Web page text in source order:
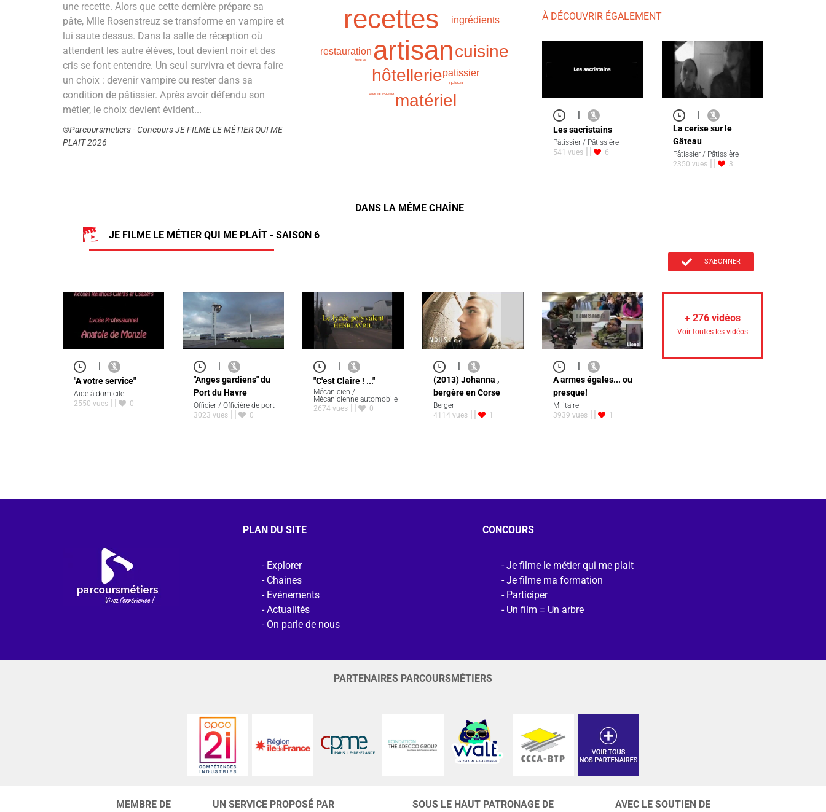
une recette. Alors que cette dernière prépare sa
pâte, Mlle Rosenstreuz se transforme en vampire et
lui saute dessus. Dans la salle de réception où
attendent les autre élèves, tout devient noir et des
cris se font entendre. Un seul survivra et devra faire
un choix : devenir vampire ou rester dans sa
condition de pâtissier. Après avoir défendu son
métier, le choix devient évident...
©Parcoursmetiers - Concours JE FILME LE MÉTIER QUI ME
PLAIT 2026
artisan
recettes
hôtellerie
matériel
cuisine
restauration
patissier
ingrédients
tenue
gateau
viennoiserie
À DÉCOUVRIR ÉGALEMENT
Les sacristains
Pâtissier / Pâtissière
541 vues
6
La cerise sur le
Gâteau
Pâtissier / Pâtissière
2350 vues
3
DANS LA MÊME CHAÎNE
JE FILME LE MÉTIER QUI ME PLAÎT - SAISON 6
S'ABONNER
"A votre service"
Aide à domicile
2550 vues
0
"Anges gardiens" du
Port du Havre
Officier / Officière de port
3023 vues
0
"C'est Claire ! ..."
Mécanicien /
Mécanicienne automobile
2674 vues
0
(2013) Johanna ,
bergère en Corse
Berger
4114 vues
1
A armes égales... ou
presque!
Militaire
3939 vues
1
+ 276 vidéos
Voir toutes les vidéos
PLAN DU SITE
Explorer
Chaines
Evénements
Actualités
On parle de nous
CONCOURS
Je filme le métier qui me plait
Je filme ma formation
Participer
Un film = Un arbre
PARTENAIRES PARCOURSMÉTIERS
MEMBRE DE UN SERVICE PROPOSÉ PAR SOUS LE HAUT PATRONAGE DE AVEC LE SOUTIEN DE